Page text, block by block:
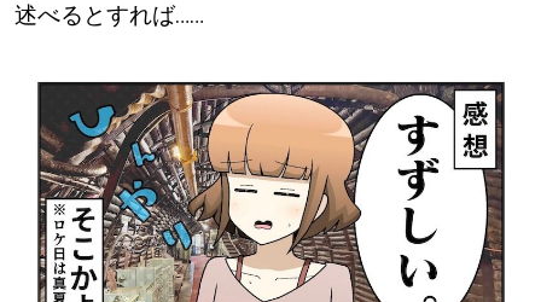
LOCAL ローカルエリア
all
札幌
述べるとすれば……